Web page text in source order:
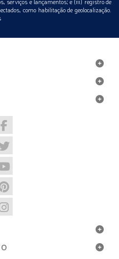
como habilitação de geolocalização.